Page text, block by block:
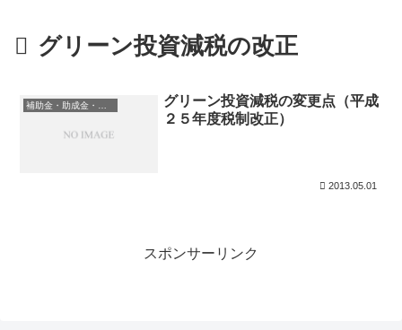
グリーン投資減税の改正
グリーン投資減税の変更点（平成
２５年度税制改正）
2013.05.01
スポンサーリンク